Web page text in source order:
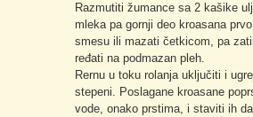
Razmutiti žumance sa 2 kašike
mleka pa gornji deo kroasana
smesu ili mazati četkicom, pa
ređati na podmazan pleh.
Rernu u toku rolanja uključiti i
stepeni. Poslagane kroasane
vode, onako prstima, i staviti ih